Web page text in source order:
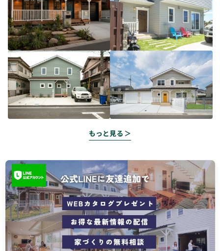
もっと見る ＞